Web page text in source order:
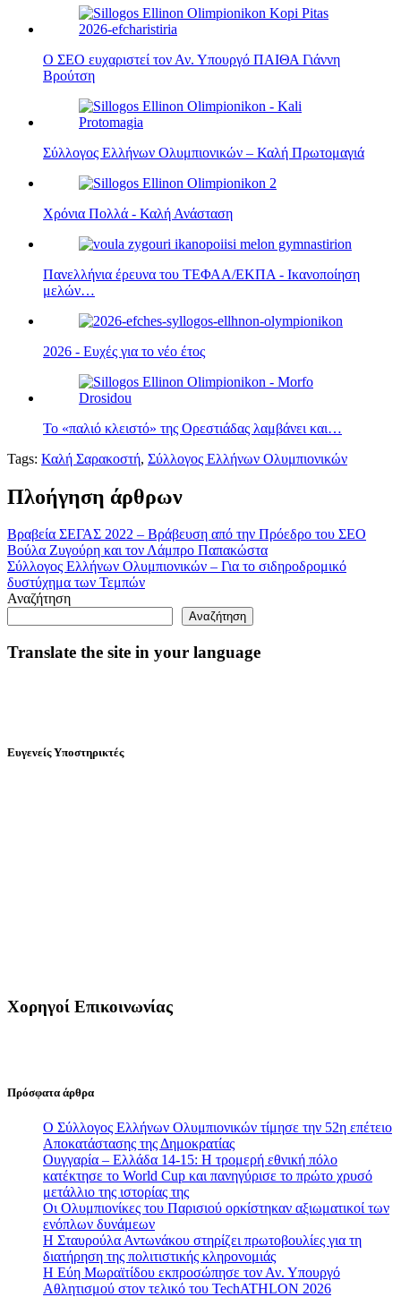
Ο ΣΕΟ ευχαριστεί τον Αν. Υπουργό ΠΑΙΘΑ Γιάννη
Βρούτση
Σύλλογος Ελλήνων Ολυμπιονικών – Καλή Πρωτομαγιά
Χρόνια Πολλά - Καλή Ανάσταση
Πανελλήνια έρευνα του ΤΕΦΑΑ/ΕΚΠΑ - Ικανοποίηση
μελών…
2026 - Ευχές για το νέο έτος
Το «παλιό κλειστό» της Ορεστιάδας λαμβάνει και…
Tags: Καλή Σαρακοστή, Σύλλογος Ελλήνων Ολυμπιονικών
Πλοήγηση άρθρων
Βραβεία ΣΕΓΑΣ 2022 – Βράβευση από την Πρόεδρο του ΣΕΟ
Βούλα Ζυγούρη και τον Λάμπρο Παπακώστα
Σύλλογος Ελλήνων Ολυμπιονικών – Για το σιδηροδρομικό
δυστύχημα των Τεμπών
Αναζήτηση
Αναζήτηση
Translate the site in your language
Ευγενείς Υποστηρικτές
Χορηγοί Επικοινωνίας
Πρόσφατα άρθρα
Ο Σύλλογος Ελλήνων Ολυμπιονικών τίμησε την 52η επέτειο
Αποκατάστασης της Δημοκρατίας
Ουγγαρία – Ελλάδα 14-15: Η τρομερή εθνική πόλο
κατέκτησε το World Cup και πανηγύρισε το πρώτο χρυσό
μετάλλιο της ιστορίας της
Οι Ολυμπιονίκες του Παρισιού ορκίστηκαν αξιωματικοί των
ενόπλων δυνάμεων
Η Σταυρούλα Αντωνάκου στηρίζει πρωτοβουλίες για τη
διατήρηση της πολιτιστικής κληρονομιάς
Η Εύη Μωραϊτίδου εκπροσώπησε τον Αν. Υπουργό
Αθλητισμού στον τελικό του TechATHLON 2026